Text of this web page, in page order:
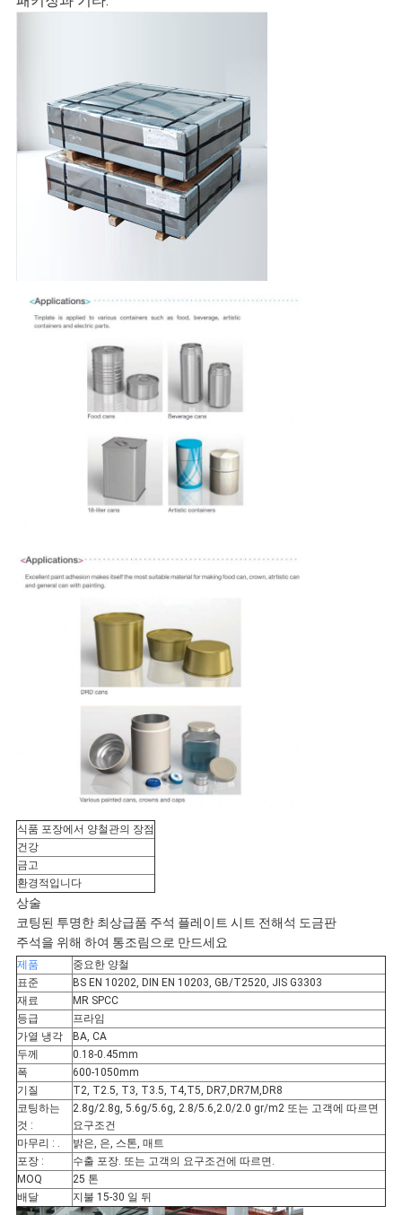
책
식품 포장에서 양철관의 장점
건강
금고
환경적입니다
상술
코팅된 투명한 최상급품 주석 플레이트 시트 전해석 도금판
주석을 위해 하여 통조림으로 만드세요
제품
중요한 양철
표준
BS EN 10202, DIN EN 10203, GB/T2520, JIS G3303
재료
MR SPCC
등급
프라임
가열 냉각
BA, CA
두께
0.18-0.45mm
폭
600-1050mm
기질
T2, T2.5, T3, T3.5, T4,T5, DR7,DR7M,DR8
코팅하는
것 :
2.8g/2.8g, 5.6g/5.6g, 2.8/5.6,2.0/2.0 gr/m2 또는 고객에 따르면
요구조건
마무리 : .
밝은, 은, 스톤, 매트
포장 :
수출 포장. 또는 고객의 요구조건에 따르면.
MOQ
25 톤
배달
지불 15-30 일 뒤